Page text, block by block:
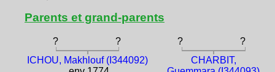
Parents et grand-parents
? ? ?
?
ICHOU, Makhlouf (I344092)
CHARBIT,